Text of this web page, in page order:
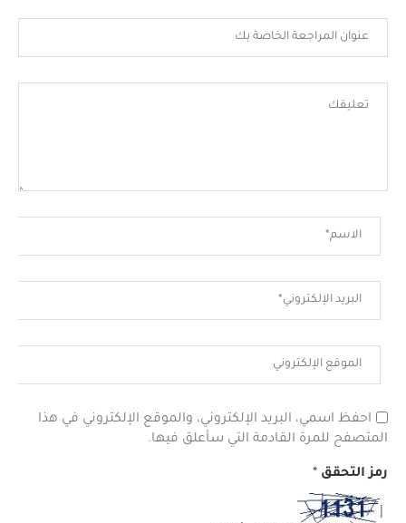
احفظ اسمي، البريد الإلكتروني، والموقع الإلكتروني في هذا
المتصفح للمرة القادمة التي سأعلق فيها.
رمز التحقق *